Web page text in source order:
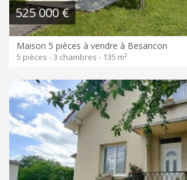
525 000 €
Maison 5 pièces à vendre à Besancon
5 pièces - 3 chambres - 135 m²